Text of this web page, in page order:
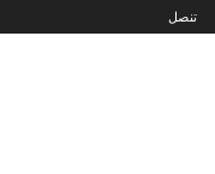
تنصل